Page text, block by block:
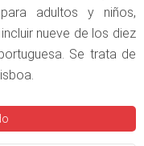
adultos y niños,
nueve de los diez
Se trata de